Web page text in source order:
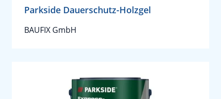
Parkside Dauerschutz-Holzgel
BAUFIX GmbH